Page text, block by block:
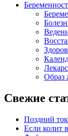
Образ
Свежие
Поздний
Если колит